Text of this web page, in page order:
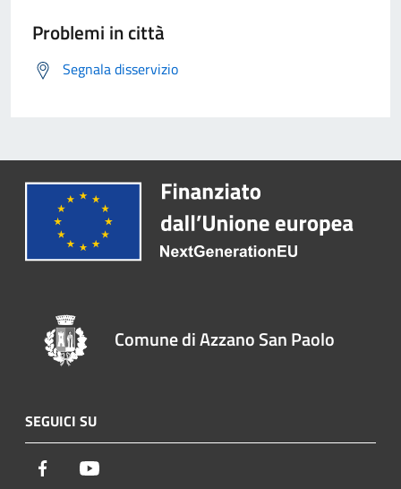
Problemi in città
Segnala disservizio
Comune di Azzano San Paolo
SEGUICI SU
Facebook